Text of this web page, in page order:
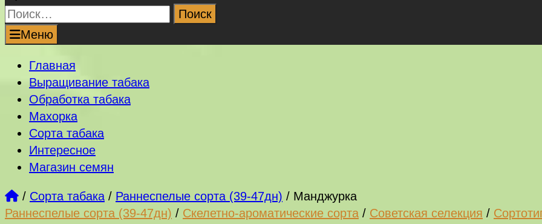
Найти:
Меню
Главная
Выращивание табака
Обработка табака
Махорка
Сорта табака
Интересное
Магазин семян
/ Сорта табака / Раннеспелые сорта (39-47дн) / Манджурка
Раннеспелые сорта (39-47дн) / Скелетно-ароматические сорта / Советская селекция /